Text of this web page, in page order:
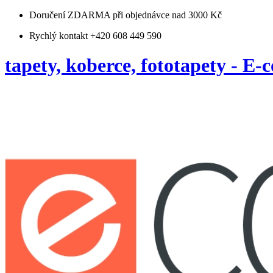
Doručení ZDARMA při objednávce nad 3000 Kč
Rychlý kontakt +420 608 449 590
tapety, koberce, fototapety - E-